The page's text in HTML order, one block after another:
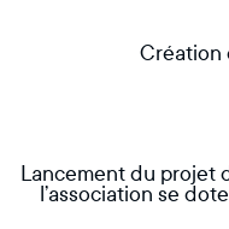
Création
Lancement du projet
l’association se